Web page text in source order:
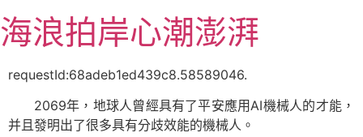
至
主海浪拍岸心潮澎湃
requestId:68adeb1ed439c8.58589046.
2069年，地球人曾經具有了平安應用AI機械人的才能，
并且發明出了很多具有分歧效能的機械人。